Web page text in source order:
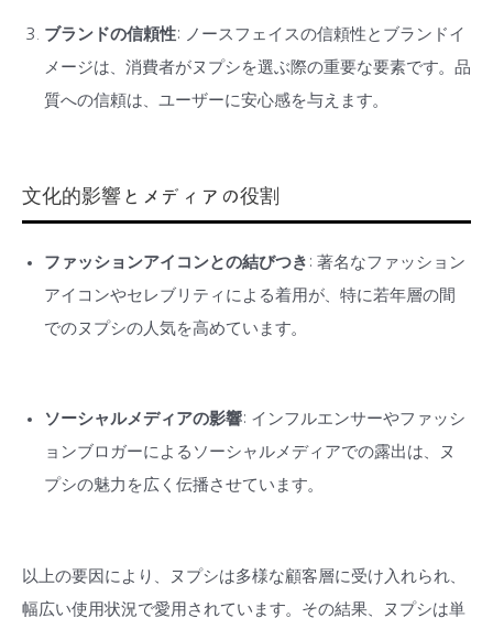
ブランドの信頼性: ノースフェイスの信頼性とブランドイ
メージは、消費者がヌプシを選ぶ際の重要な要素です。品
質への信頼は、ユーザーに安心感を与えます。
文化的影響とメディアの役割
ファッションアイコンとの結びつき : 著名なファッション
アイコンやセレブリティによる着用が、特に若年層の間
でのヌプシの人気を高めています。
ソーシャルメディアの影響: インフルエンサーやファッシ
ョンブロガーによるソーシャルメディアでの露出は、ヌ
プシの魅力を広く伝播させています。
以上の要因により、ヌプシは多様な顧客層に受け入れられ、
幅広い使用状況で愛用されています。その結果、ヌプシは単